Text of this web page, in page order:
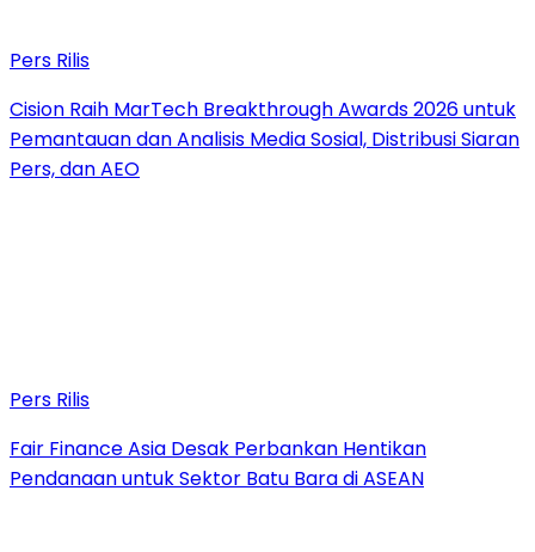
Pers Rilis
Cision Raih MarTech Breakthrough Awards 2026 untuk
Pemantauan dan Analisis Media Sosial, Distribusi Siaran
Pers, dan AEO
Pers Rilis
Fair Finance Asia Desak Perbankan Hentikan
Pendanaan untuk Sektor Batu Bara di ASEAN